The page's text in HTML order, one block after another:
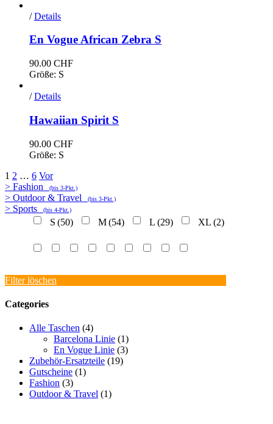
/ Details
En Vogue African Zebra S
90.00 CHF
Größe: S
/ Details
Hawaiian Spirit S
90.00 CHF
Größe: S
1 2 … 6 Vor
> Fashion (bis 3-Pkt.)
> Outdoor & Travel (bis 3-Pkt.)
> Sports (bis 4-Pkt.)
S (50) M(54) L (29) XL (2)
Filter löschen
Categories
Alle Taschen (4)
Barcelona Linie (1)
En Vogue Linie (3)
Zubehör-Ersatzteile (19)
Gutscheine (1)
Fashion (3)
Outdoor & Travel (1)